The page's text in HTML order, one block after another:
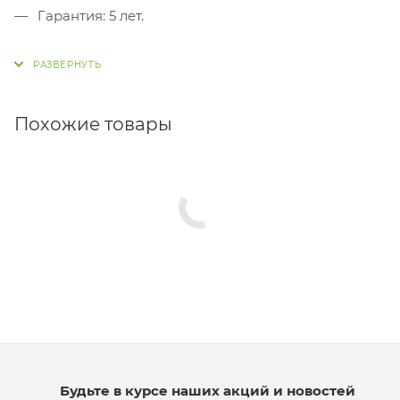
Гарантия: 5 лет.
Похожие товары
Будьте в курсе наших акций и новостей